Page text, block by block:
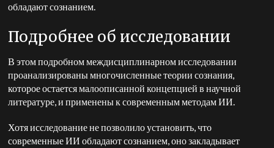
обладают сознанием.
Подробнее об исследовании
В этом подробном междисциплинарном исследовании
проанализированы многочисленные теории сознания,
которое остается малоописанной концепцией в научной
литературе, и применены к современным методам ИИ.
Хотя исследование не позволило установить, что
современные ИИ обладают сознанием, оно закладывает